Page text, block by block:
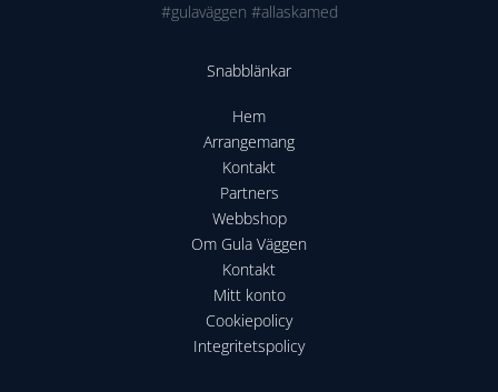
#gulaväggen #allaskamed
Snabblänkar
Hem
Arrangemang
Kontakt
Partners
Webbshop
Om Gula Väggen
Kontakt
Mitt konto
Cookiepolicy
Integritetspolicy